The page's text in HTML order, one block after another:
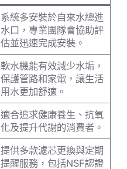
系統多安裝於自來水總進
水口，專業團隊會協助評
估並迅速完成安裝。
軟水機能有效減少水垢，
保護管路和家電，讓生活
用水更加舒適。
適合追求健康養生、抗氧
化及提升代謝的消費者。
提供多款濾芯更換與定期
提醒服務，包括NSF認證